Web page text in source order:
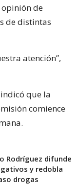
de
de distintas
atención”,
que la
comience
Rodríguez difunde
y redobla
drogas